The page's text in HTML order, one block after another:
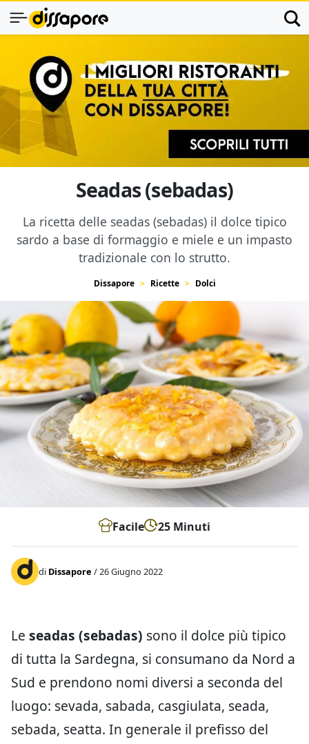
Seadas (sebadas)
La ricetta delle seadas (sebadas) il dolce tipico
sardo a base di formaggio e miele e un impasto
tradizionale con lo strutto.
Dissapore Ricette Dolci
Facile 25 Minuti
di Dissapore / 26 Giugno 2022
Le seadas (sebadas) sono il dolce più tipico
di tutta la Sardegna, si consumano da Nord a
Sud e prendono nomi diversi a seconda del
luogo: sevada, sabada, casgiulata, seada,
sebada, seatta. In generale il prefisso del